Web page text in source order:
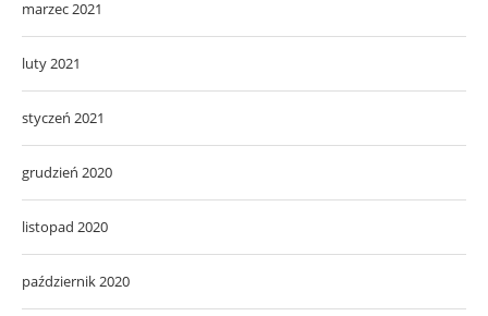
marzec 2021
luty 2021
styczeń 2021
grudzień 2020
listopad 2020
październik 2020